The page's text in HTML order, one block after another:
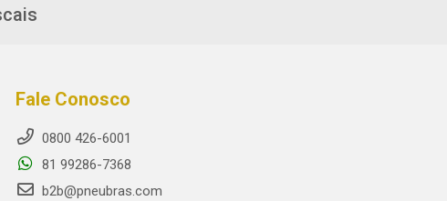
Fale Conosco
0800 426-6001
81 99286-7368
b2b@pneubras.com